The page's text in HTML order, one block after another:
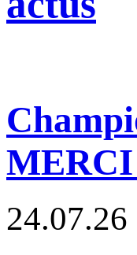
24.07.26